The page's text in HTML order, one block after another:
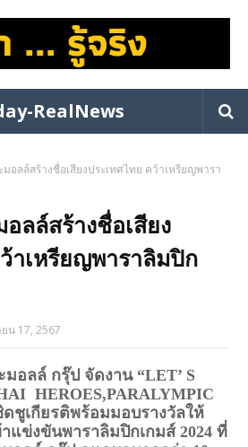
RealNews
อลล์สร้างชื่อเสียงประเทศไทย คว้าเหรียญพารา
ลล์สร้างชื่อเสียง
าเหรียญพาราลิมปิก
น 17, 2567
อลล์ กรุ๊ป จัดงาน “LET’ S
HEROES,PARALYMPIC
ดชูเกียรติพร้อมมอบรางวัลให้
แข่งขันพาราลิมปิกเกมส์ 2024 ที่